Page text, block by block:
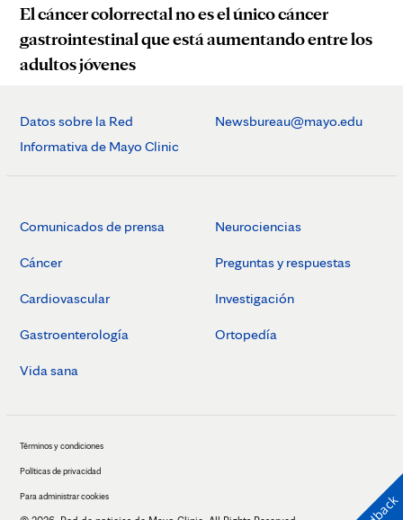
El cáncer colorrectal no es el único cáncer
gastrointestinal que está aumentando entre los
adultos jóvenes
Datos sobre la Red
Informativa de Mayo Clinic
Newsbureau@mayo.edu
Comunicados de prensa
Cáncer
Cardiovascular
Gastroenterología
Vida sana
Neurociencias
Preguntas y respuestas
Investigación
Ortopedía
Términos y condiciones
Políticas de privacidad
Para administrar cookies